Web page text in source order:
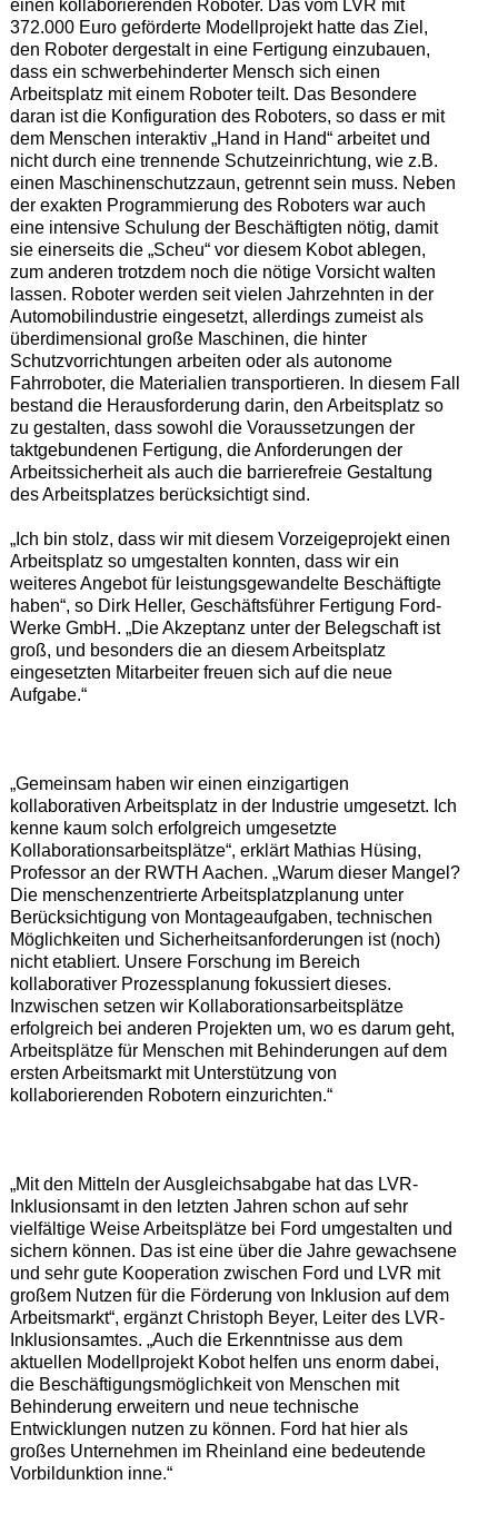
einen kollaborierenden Roboter. Das vom LVR mit
372.000 Euro geförderte Modellprojekt hatte das Ziel,
den Roboter dergestalt in eine Fertigung einzubauen,
dass ein schwerbehinderter Mensch sich einen
Arbeitsplatz mit einem Roboter teilt. Das Besondere
daran ist die Konfiguration des Roboters, so dass er mit
dem Menschen interaktiv „Hand in Hand“ arbeitet und
nicht durch eine trennende Schutzeinrichtung, wie z.B.
einen Maschinenschutzzaun, getrennt sein muss. Neben
der exakten Programmierung des Roboters war auch
eine intensive Schulung der Beschäftigten nötig, damit
sie einerseits die „Scheu“ vor diesem Kobot ablegen,
zum anderen trotzdem noch die nötige Vorsicht walten
lassen. Roboter werden seit vielen Jahrzehnten in der
Automobilindustrie eingesetzt, allerdings zumeist als
überdimensional große Maschinen, die hinter
Schutzvorrichtungen arbeiten oder als autonome
Fahrroboter, die Materialien transportieren. In diesem Fall
bestand die Herausforderung darin, den Arbeitsplatz so
zu gestalten, dass sowohl die Voraussetzungen der
taktgebundenen Fertigung, die Anforderungen der
Arbeitssicherheit als auch die barrierefreie Gestaltung
des Arbeitsplatzes berücksichtigt sind.
„Ich bin stolz, dass wir mit diesem Vorzeigeprojekt einen
Arbeitsplatz so umgestalten konnten, dass wir ein
weiteres Angebot für leistungsgewandelte Beschäftigte
haben“, so Dirk Heller, Geschäftsführer Fertigung Ford-
Werke GmbH. „Die Akzeptanz unter der Belegschaft ist
groß, und besonders die an diesem Arbeitsplatz
eingesetzten Mitarbeiter freuen sich auf die neue
Aufgabe.“
„Gemeinsam haben wir einen einzigartigen
kollaborativen Arbeitsplatz in der Industrie umgesetzt. Ich
kenne kaum solch erfolgreich umgesetzte
Kollaborationsarbeitsplätze“, erklärt Mathias Hüsing,
Professor an der RWTH Aachen. „Warum dieser Mangel?
Die menschenzentrierte Arbeitsplatzplanung unter
Berücksichtigung von Montageaufgaben, technischen
Möglichkeiten und Sicherheitsanforderungen ist (noch)
nicht etabliert. Unsere Forschung im Bereich
kollaborativer Prozessplanung fokussiert dieses.
Inzwischen setzen wir Kollaborationsarbeitsplätze
erfolgreich bei anderen Projekten um, wo es darum geht,
Arbeitsplätze für Menschen mit Behinderungen auf dem
ersten Arbeitsmarkt mit Unterstützung von
kollaborierenden Robotern einzurichten.“
„Mit den Mitteln der Ausgleichsabgabe hat das LVR-
Inklusionsamt in den letzten Jahren schon auf sehr
vielfältige Weise Arbeitsplätze bei Ford umgestalten und
sichern können. Das ist eine über die Jahre gewachsene
und sehr gute Kooperation zwischen Ford und LVR mit
großem Nutzen für die Förderung von Inklusion auf dem
Arbeitsmarkt“, ergänzt Christoph Beyer, Leiter des LVR-
Inklusionsamtes. „Auch die Erkenntnisse aus dem
aktuellen Modellprojekt Kobot helfen uns enorm dabei,
die Beschäftigungsmöglichkeit von Menschen mit
Behinderung erweitern und neue technische
Entwicklungen nutzen zu können. Ford hat hier als
großes Unternehmen im Rheinland eine bedeutende
Vorbildunktion inne.“